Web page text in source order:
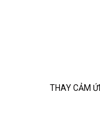
THAY CẢM